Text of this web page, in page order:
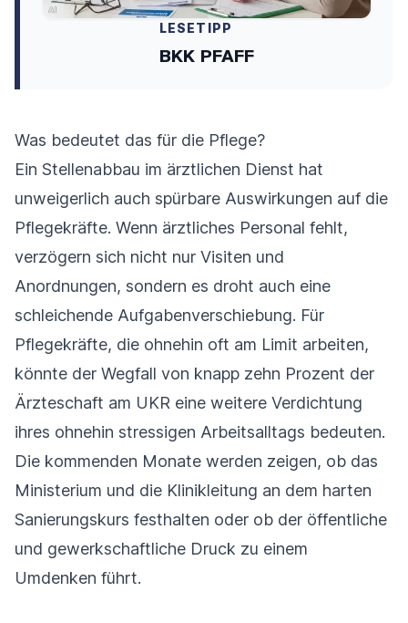
LESETIPP
BKK PFAFF
Was bedeutet das für die Pflege?
Ein Stellenabbau im ärztlichen Dienst hat
unweigerlich auch spürbare Auswirkungen auf die
Pflegekräfte. Wenn ärztliches Personal fehlt,
verzögern sich nicht nur Visiten und
Anordnungen, sondern es droht auch eine
schleichende Aufgabenverschiebung. Für
Pflegekräfte, die ohnehin oft am Limit arbeiten,
könnte der Wegfall von knapp zehn Prozent der
Ärzteschaft am UKR eine weitere Verdichtung
ihres ohnehin stressigen Arbeitsalltags bedeuten.
Die kommenden Monate werden zeigen, ob das
Ministerium und die Klinikleitung an dem harten
Sanierungskurs festhalten oder ob der öffentliche
und gewerkschaftliche Druck zu einem
Umdenken führt.